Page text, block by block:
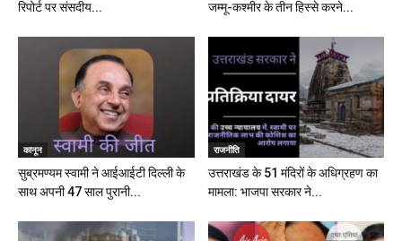
रिपोर्ट पर संसदीय...
जम्मू-कश्मीर के तीन हिस्से करने...
कानून
सुब्रमण्यम स्वामी ने आईआईटी दिल्ली के
साथ अपनी 47 साल पुरानी...
राजनीति
उत्तराखंड के 51 मंदिरों के अधिग्रहण का
मामला: भाजपा सरकार ने...